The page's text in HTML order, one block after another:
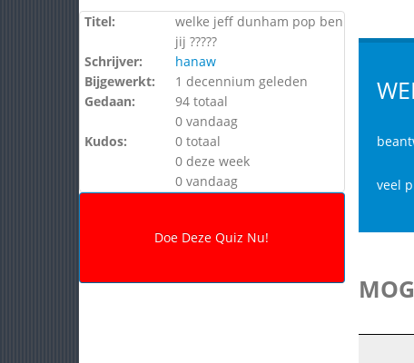
Titel:
welke jeff dunham pop ben
jij ?????
Schrijver:
hanaw
Bijgewerkt:
1 decennium geleden
Gedaan:
94 totaal
0 vandaag
Kudos:
0 totaal
0 deze week
0 vandaag
veel